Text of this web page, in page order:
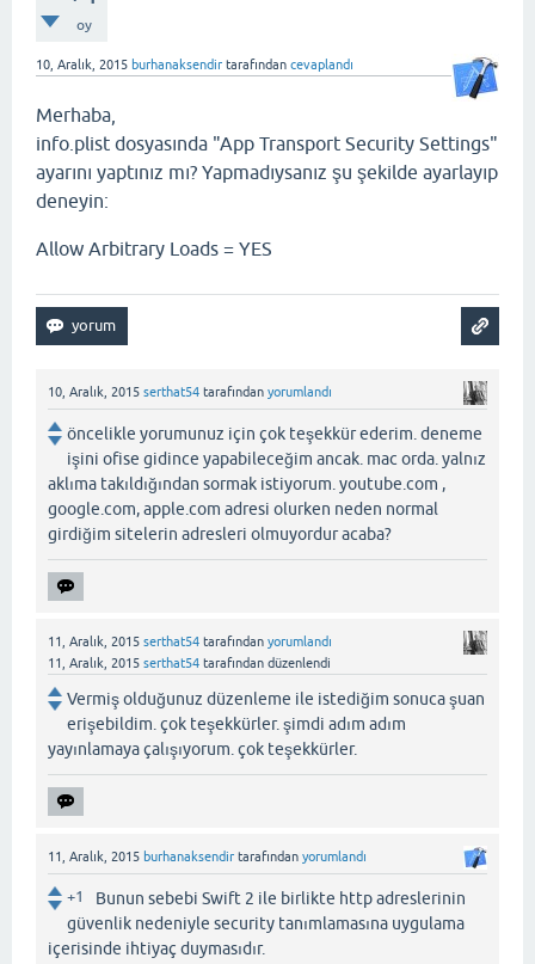
oy
10, Aralık, 2015 burhanaksendir tarafından cevaplandı
Merhaba,
info.plist dosyasında "App Transport Security Settings"
ayarını yaptınız mı? Yapmadıysanız şu şekilde ayarlayıp
deneyin:
Allow Arbitrary Loads = YES
10, Aralık, 2015 serthat54 tarafından yorumlandı
öncelikle yorumunuz için çok teşekkür ederim. deneme
işini ofise gidince yapabileceğim ancak. mac orda. yalnız
aklıma takıldığından sormak istiyorum. youtube.com ,
google.com, apple.com adresi olurken neden normal
girdiğim sitelerin adresleri olmuyordur acaba?
11, Aralık, 2015 serthat54 tarafından yorumlandı
11, Aralık, 2015 serthat54 tarafından düzenlendi
Vermiş olduğunuz düzenleme ile istediğim sonuca şuan
erişebildim. çok teşekkürler. şimdi adım adım
yayınlamaya çalışıyorum. çok teşekkürler.
11, Aralık, 2015 burhanaksendir tarafından yorumlandı
+1
Bunun sebebi Swift 2 ile birlikte http adreslerinin
güvenlik nedeniyle security tanımlamasına uygulama
içerisinde ihtiyaç duymasıdır.